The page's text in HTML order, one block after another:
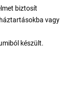
biztosít
vagy
készült.